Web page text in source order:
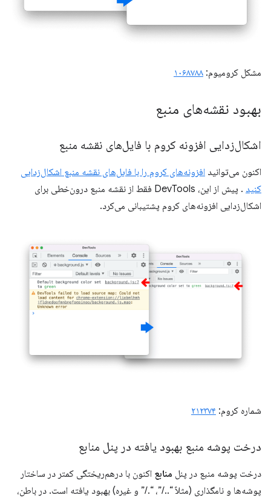
مشکل کرومیوم: ۱۰۶۸۷۸۸
بهبود نقشه‌های منبع
اشکال‌زدایی افزونه کروم با فایل‌های نقشه منبع
اکنون می‌توانید افزونه‌های کروم را با فایل‌های نقشه منبع اشکال‌زدایی
کنید
. پیش از این، DevTools فقط از نقشه منبع درون‌خطی برای
اشکال‌زدایی افزونه‌های کروم پشتیبانی می‌کرد.
شماره کروم: ۲۱۲۳۷۴
درخت پوشه منبع بهبود یافته در پنل منابع
درخت پوشه منبع در پنل منابع اکنون با درهم‌ریختگی کمتر در ساختار
پوشه‌ها و نامگذاری (مثلاً “../”، “./” و غیره) بهبود یافته است. در باطن،